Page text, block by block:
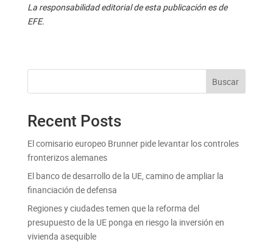
La responsabilidad editorial de esta publicación es de
EFE.
Buscar
Recent Posts
El comisario europeo Brunner pide levantar los controles
fronterizos alemanes
El banco de desarrollo de la UE, camino de ampliar la
financiación de defensa
Regiones y ciudades temen que la reforma del
presupuesto de la UE ponga en riesgo la inversión en
vivienda asequible